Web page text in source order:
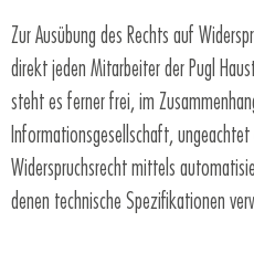
Zur Ausübung des Rechts auf
direkt jeden Mitarbeiter der Pugl
steht es ferner frei, im
Informationsgesellschaft,
Widerspruchsrecht mittels
denen technische Spezifikationen